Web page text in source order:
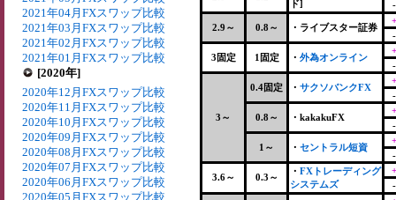
2021年04月FXスワップ比較
2021年03月FXスワップ比較
2021年02月FXスワップ比較
2021年01月FXスワップ比較
[2020年]
2020年12月FXスワップ比較
2020年11月FXスワップ比較
2020年10月FXスワップ比較
2020年09月FXスワップ比較
2020年08月FXスワップ比較
2020年07月FXスワップ比較
2020年06月FXスワップ比較
2020年05月FXスワップ比較
ド]
2.9～ 0.8～ ・ライブスター証券
3固定 1固定 ・ 外為オンライン
3～
0.4固定 ・ サクソバンクFX
0.8～ ・kakakuFX
1～ ・ セントラル短資
3.6～ 0.3～
・ FXトレーディング
システムズ